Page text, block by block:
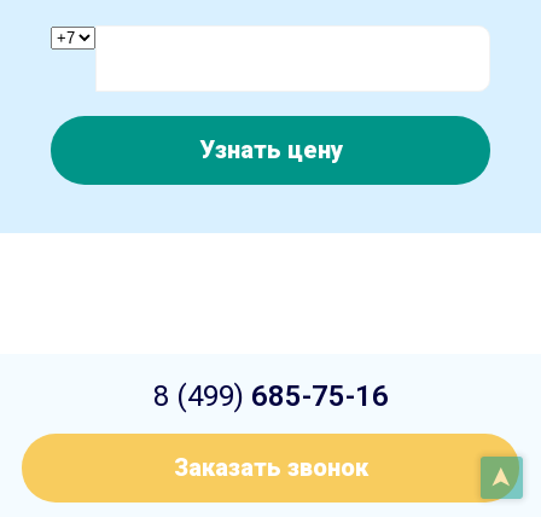
Узнать цену
8 (499) 685-75-16
Заказать звонок ➤